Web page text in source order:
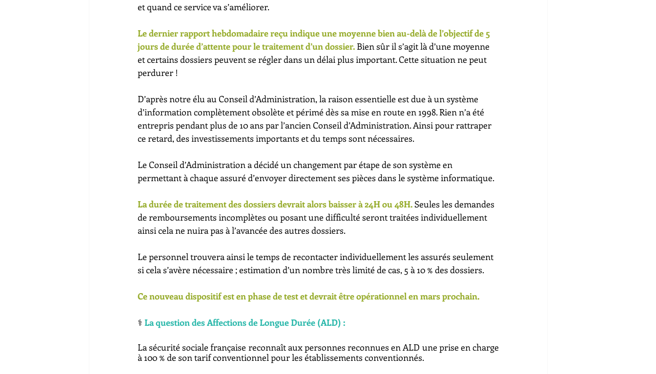
et quand ce service va s’améliorer.
Le dernier rapport hebdomadaire reçu indique une moyenne bien au-delà de l’objectif de 5
jours de durée d’attente pour le traitement d’un dossier. Bien sûr il s’agit là d’une moyenne
et certains dossiers peuvent se régler dans un délai plus important. Cette situation ne peut
perdurer !
D’après notre élu au Conseil d’Administration, la raison essentielle est due à un système
d’information complètement obsolète et périmé dès sa mise en route en 1998. Rien n’a été
entrepris pendant plus de 10 ans par l’ancien Conseil d’Administration. Ainsi pour rattraper
ce retard, des investissements importants et du temps sont nécessaires.
Le Conseil d’Administration a décidé un changement par étape de son système en
permettant à chaque assuré d’envoyer directement ses pièces dans le système informatique.
La durée de traitement des dossiers devrait alors baisser à 24H ou 48H. Seules les demandes
de remboursements incomplètes ou posant une difficulté seront traitées individuellement
ainsi cela ne nuira pas à l’avancée des autres dossiers.
Le personnel trouvera ainsi le temps de recontacter individuellement les assurés seulement
si cela s’avère nécessaire ; estimation d’un nombre très limité de cas, 5 à 10 % des dossiers.
Ce nouveau dispositif est en phase de test et devrait être opérationnel en mars prochain.
⚕️ La question des Affections de Longue Durée (ALD) :
La sécurité sociale française reconnaît aux personnes reconnues en ALD une prise en charge
à 100 % de son tarif conventionnel pour les établissements conventionnés.